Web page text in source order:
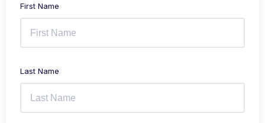
First Name
Last Name